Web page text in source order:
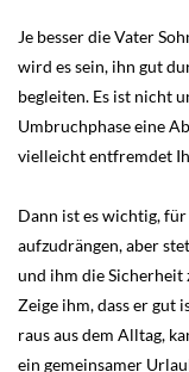
Je besser die Vater
wird es sein, ihn gut
begleiten. Es ist nicht
Umbruchphase eine
vielleicht entfremdet
Dann ist es wichtig,
aufzudrängen, aber
und ihm die Sicherheit
Zeige ihm, dass er gut
raus aus dem Alltag,
ein gemeinsamer